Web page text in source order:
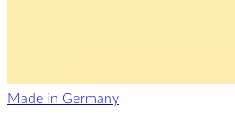
Made in Germany